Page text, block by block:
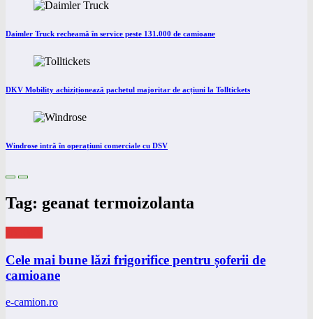
Daimler Truck recheamă în service peste 131.000 de camioane
DKV Mobility achiziționează pachetul majoritar de acțiuni la Tolltickets
Windrose intră în operațiuni comerciale cu DSV
Tag: geanat termoizolanta
Cele mai bune lăzi frigorifice pentru șoferii de
camioane
e-camion.ro